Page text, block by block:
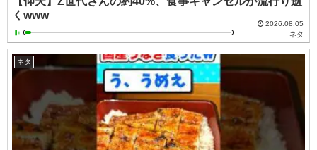
くwww
2026.08.05
ネタ
ネタ